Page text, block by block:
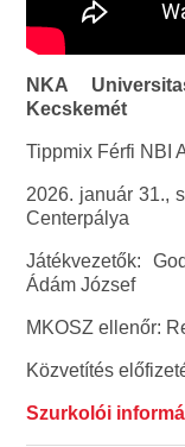
NKA
Kecskemét
Tippmix Férfi NBI
2026. január 31.,
Centerpálya
Játékvezetők:
Ádám József
MKOSZ ellenőr:
Közvetítés
Szurkolói